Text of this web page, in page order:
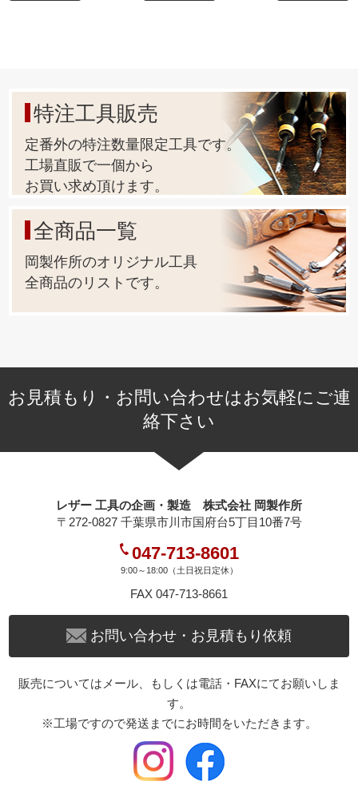
特注工具販売
定番外の特注数量限定工具です。
工場直販で一個から
お買い求め頂けます。
全商品一覧
岡製作所のオリジナル工具
全商品のリストです。
お見積もり・お問い合わせはお気軽にご連
絡下さい
レザー 工具の企画・製造 株式会社 岡製作所
〒272-0827 千葉県市川市国府台5丁目10番7号
047-713-8601
9:00～18:00（土日祝日定休）
FAX 047-713-8661
お問い合わせ・お見積もり依頼
販売についてはメール、もしくは電話・FAXにてお願いしま
す。
※工場ですので発送までにお時間をいただきます。